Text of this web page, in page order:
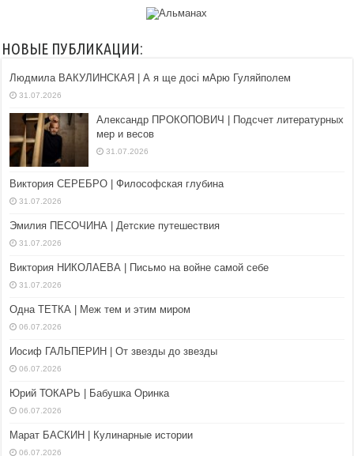
НОВЫЕ ПУБЛИКАЦИИ:
Людмила ВАКУЛИНСКАЯ | А я ще досі мАрю Гуляйполем
31.07.2026
Александр ПРОКОПОВИЧ | Подсчет литературных
мер и весов
31.07.2026
Виктория СЕРЕБРО | Философская глубина
31.07.2026
Эмилия ПЕСОЧИНА | Детские путешествия
31.07.2026
Виктория НИКОЛАЕВА | Письмо на войне самой себе
31.07.2026
Одна ТЕТКА | Меж тем и этим миром
06.07.2026
Иосиф ГАЛЬПЕРИН | От звезды до звезды
06.07.2026
Юрий ТОКАРЬ | Бабушка Оринка
06.07.2026
Марат БАСКИН | Кулинарные истории
06.07.2026